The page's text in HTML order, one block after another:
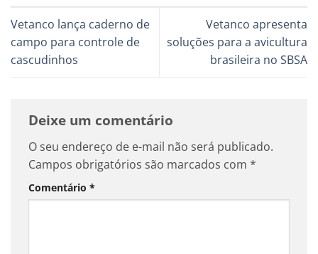
Vetanco lança caderno de
campo para controle de
cascudinhos
Vetanco apresenta
soluções para a avicultura
brasileira no SBSA
Deixe um comentário
O seu endereço de e-mail não será publicado.
Campos obrigatórios são marcados com *
Comentário *